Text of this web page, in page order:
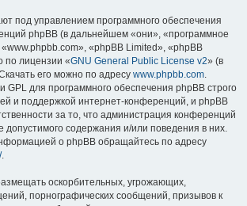
под управлением программного обеспечения
phpBB (в дальнейшем «они», «программное
«phpBB Limited», «phpBB
по лицензии «GNU General Public License v2» (в
его можно по адресу www.phpbb.com.
GPL для программного обеспечения phpBB строго
и поддержкой интернет-конференций, и phpBB
за то, что администрация конференций
допустимого содержания и/или поведения в них.
о phpBB обращайтесь по адресу
.
оскорбительных, угрожающих,
порнографических сообщений, призывов к